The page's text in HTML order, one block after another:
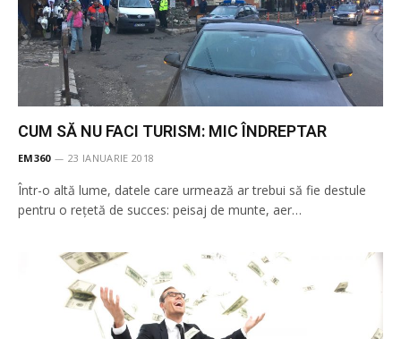
CUM SĂ NU FACI TURISM: MIC ÎNDREPTAR
EM360 23 IANUARIE 2018
Într-o altă lume, datele care urmează ar trebui să fie destule
pentru o rețetă de succes: peisaj de munte, aer…